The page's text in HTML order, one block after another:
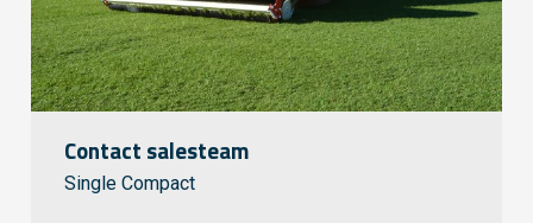
Contact salesteam
Single Compact